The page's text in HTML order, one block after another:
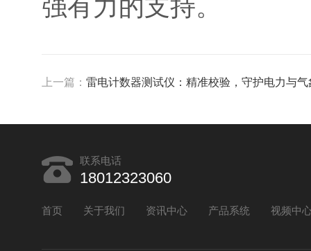
强有力的支持。
上一篇： 雷电计数器测试仪：精准校验，守护电力与气
联系电话
18012323060
首页 关于我们 资讯中心 产品系统 视频中